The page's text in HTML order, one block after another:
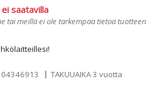
saatavilla
tai meillä ei ole tarkempaa tietoa tuotteen
TAKUUAIKA 3 vuotta